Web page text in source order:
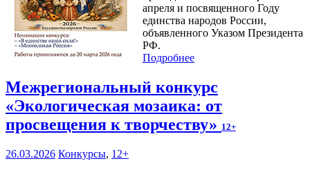
апреля и посвященного Году
единства народов России,
объявленного Указом Президента
РФ.
Подробнее
Межрегиональный конкурс
«Экологическая мозаика: от
просвещения к творчеству» 12+
26.03.2026 Конкурсы, 12+